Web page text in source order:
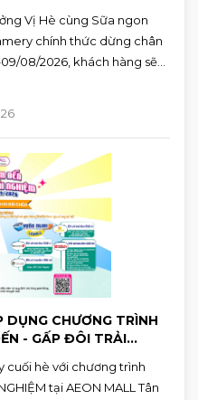
Vị Hè cùng Sữa ngon
chính thức dừng chân
08/2026, khách hàng sẽ
vị mùa hè độc đáo, tham
vị và nhận quà tặng phiên
Phú Celadon.
CHƯƠNG TRÌNH
- GẤP ĐÔI TRẢI
cuối hè với chương trình
tại AEON MALL Tân